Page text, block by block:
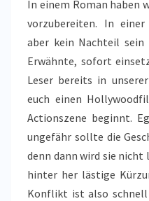
In einem Roman haben
vorzubereiten. In
aber kein Nachteil sein
Erwähnte, sofort
Leser bereits in
euch einen
Actionszene beginnt.
ungefähr sollte die
denn dann wird sie
hinter her lästige
Konflikt ist also schnell